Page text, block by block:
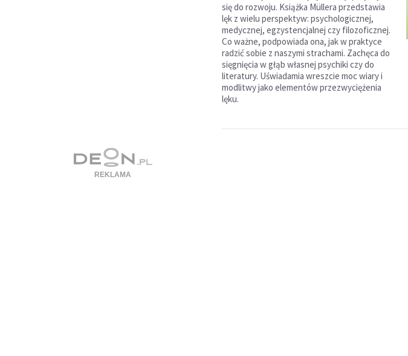
się do rozwoju. Książka Müllera przedstawia
lęk z wielu perspektyw: psychologicznej,
medycznej, egzystencjalnej czy filozoficznej.
Co ważne, podpowiada ona, jak w praktyce
radzić sobie z naszymi strachami. Zachęca do
sięgnięcia w głąb własnej psychiki czy do
literatury. Uświadamia wreszcie moc wiary i
modlitwy jako elementów przezwyciężenia
lęku.